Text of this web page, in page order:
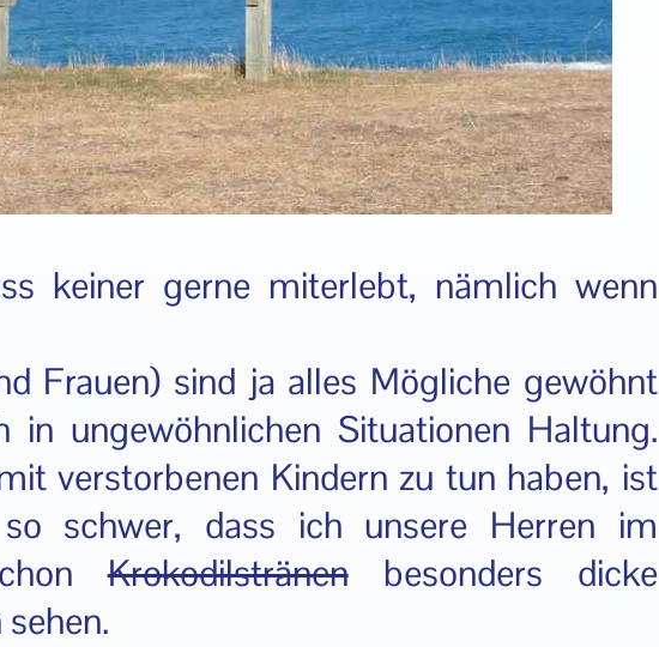
keiner gerne miterlebt, nämlich wenn
Frauen) sind ja alles Mögliche gewöhnt
in ungewöhnlichen Situationen Haltung.
verstorbenen Kindern zu tun haben, ist
schwer, dass ich unsere Herren im
Krokodilstränenbesonders dicke